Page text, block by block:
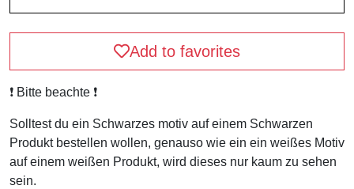
Add to favorites
❗️ Bitte beachte ❗️
Solltest du ein Schwarzes motiv auf einem Schwarzen
Produkt bestellen wollen, genauso wie ein ein weißes Motiv
auf einem weißen Produkt, wird dieses nur kaum zu sehen
sein.